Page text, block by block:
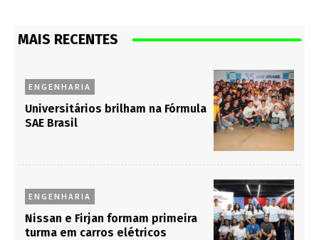
MAIS RECENTES
ENGENHARIA
Universitários brilham na Fórmula
SAE Brasil
ENGENHARIA
Nissan e Firjan formam primeira
turma em carros elétricos